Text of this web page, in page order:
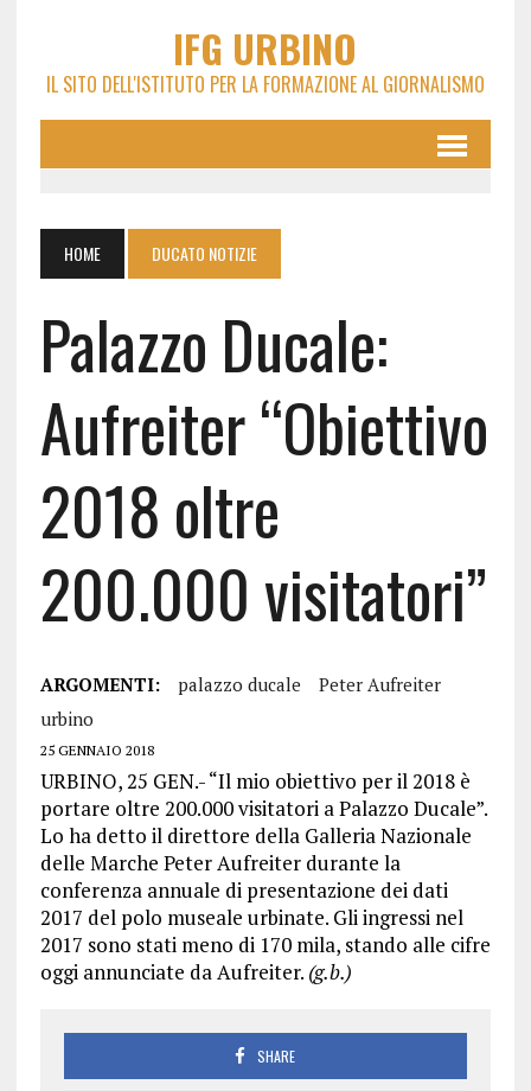
IFG URBINO
IL SITO DELL'ISTITUTO PER LA FORMAZIONE AL GIORNALISMO
HOME DUCATO NOTIZIE
Palazzo Ducale:
Aufreiter “Obiettivo
2018 oltre
200.000 visitatori”
ARGOMENTI: palazzo ducale
Peter Aufreiter
urbino
25 GENNAIO 2018
URBINO, 25 GEN.- “Il mio obiettivo per il 2018 è
portare oltre 200.000 visitatori a Palazzo Ducale”.
Lo ha detto il direttore della Galleria Nazionale
delle Marche Peter Aufreiter durante la
conferenza annuale di presentazione dei dati
2017 del polo museale urbinate. Gli ingressi nel
2017 sono stati meno di 170 mila, stando alle cifre
oggi annunciate da Aufreiter. (g.b.)
SHARE